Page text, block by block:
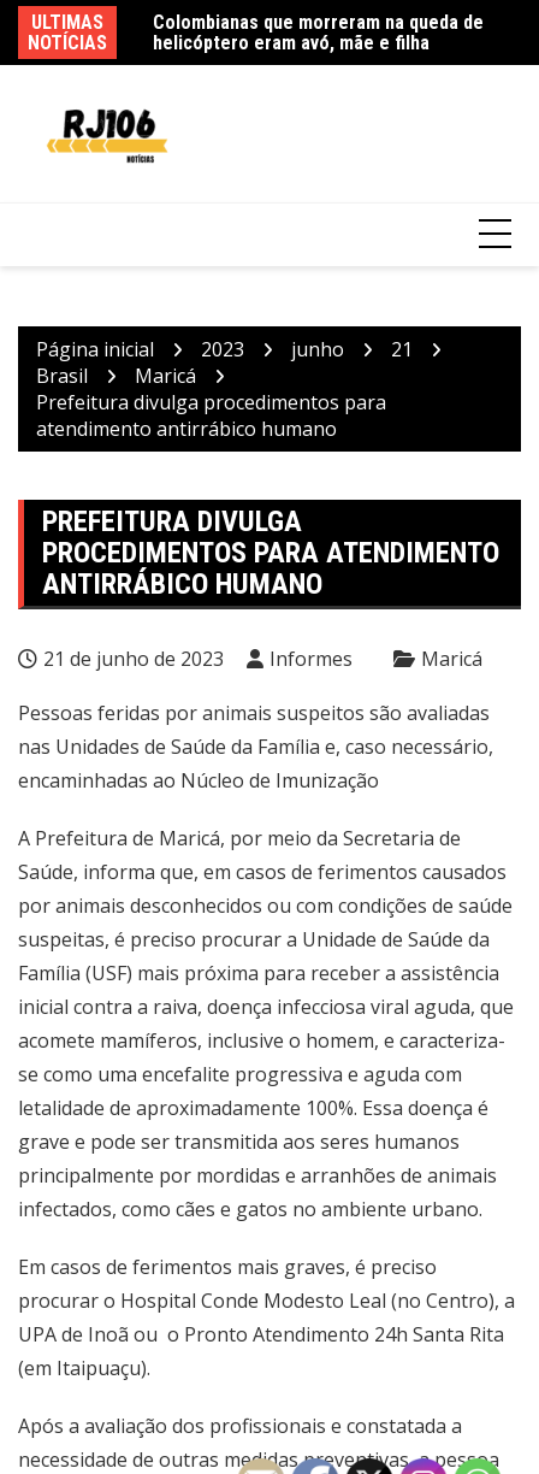
para
o
ULTIMAS
NOTÍCIAS
Colombianas que morreram na queda de
helicóptero eram avó, mãe e filha
Página inicial 2023 junho
21
Brasil
Maricá
Prefeitura divulga procedimentos para
atendimento antirrábico humano
PREFEITURA DIVULGA
PROCEDIMENTOS PARA ATENDIMENTO
ANTIRRÁBICO HUMANO
21 de junho de 2023 Informes Maricá
Pessoas feridas por animais suspeitos são avaliadas
nas Unidades de Saúde da Família e, caso necessário,
encaminhadas ao Núcleo de Imunização
A Prefeitura de Maricá, por meio da Secretaria de
Saúde, informa que, em casos de ferimentos causados
por animais desconhecidos ou com condições de saúde
suspeitas, é preciso procurar a Unidade de Saúde da
Família (USF) mais próxima para receber a assistência
inicial contra a raiva, doença infecciosa viral aguda, que
acomete mamíferos, inclusive o homem, e caracteriza-
se como uma encefalite progressiva e aguda com
letalidade de aproximadamente 100%. Essa doença é
grave e pode ser transmitida aos seres humanos
principalmente por mordidas e arranhões de animais
infectados, como cães e gatos no ambiente urbano.
Em casos de ferimentos mais graves, é preciso
procurar o Hospital Conde Modesto Leal (no Centro), a
UPA de Inoã ou o Pronto Atendimento 24h Santa Rita
(em Itaipuaçu).
Após a avaliação dos profissionais e constatada a
necessidade de outras medidas preventivas, a pessoa